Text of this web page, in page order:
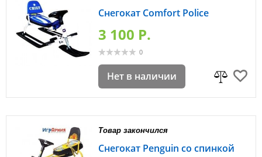
Снегокат Comfort Police
3 100 P.
0
Нет в наличии
Товар закончился
Снегокат Penguin со спинкой